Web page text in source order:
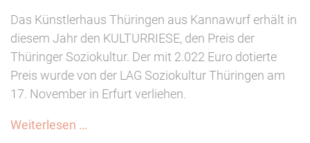
Das Künstlerhaus Thüringen aus Kannawurf erhält in
diesem Jahr den KULTURRIESE, den Preis der
Thüringer Soziokultur. Der mit 2.022 Euro dotierte
Preis wurde von der LAG Soziokultur Thüringen am
17. November in Erfurt verliehen.
Weiterlesen …